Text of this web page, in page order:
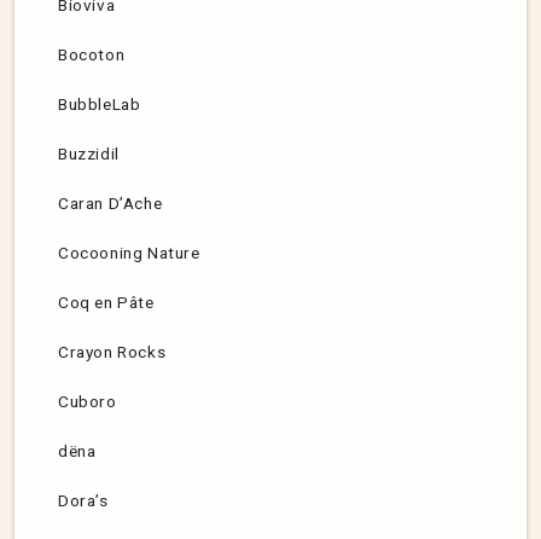
Bioviva
Bocoton
BubbleLab
Buzzidil
Caran D’Ache
Cocooning Nature
Coq en Pâte
Crayon Rocks
Cuboro
dëna
Dora’s